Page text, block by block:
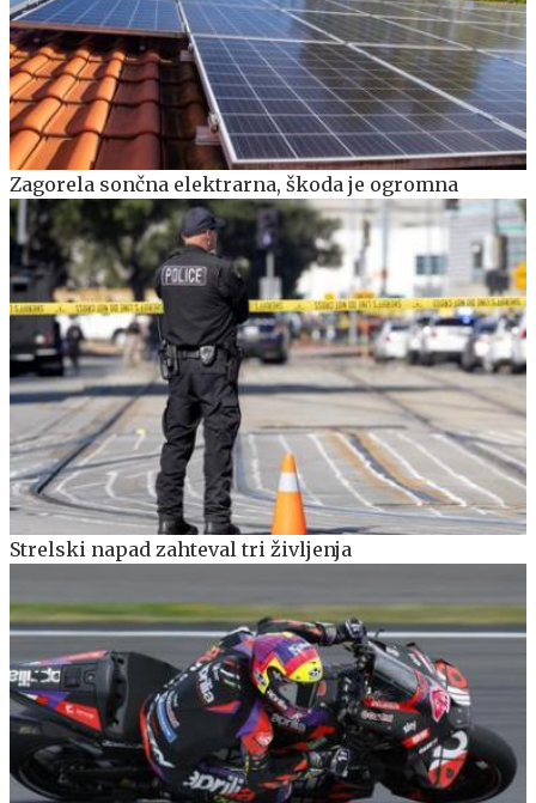
Zagorela sončna elektrarna, škoda je ogromna
Strelski napad zahteval tri življenja